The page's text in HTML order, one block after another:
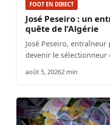
FOOT EN DIRECT
José Peseiro : un
quête de l’Algérie
José Peseiro,
devenir le sélectionneur
août 5, 20262 min